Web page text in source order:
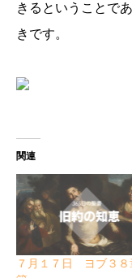
きるということで
きです。
関連
７月１７日 ヨブ３８